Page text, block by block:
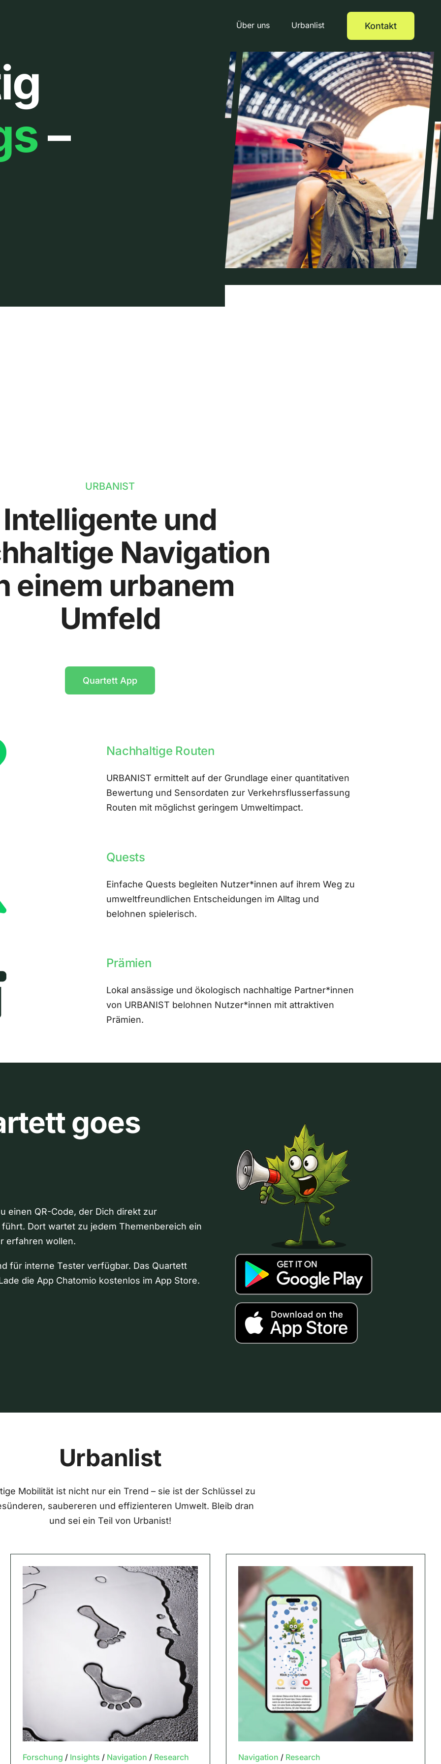
Über uns Urbanlist Kontakt
–
URBANIST
Intelligente und
Navigation
einem urbanem
Umfeld
Quartett App
Nachhaltige Routen
URBANIST ermittelt auf der Grundlage einer quantitativen
Bewertung und Sensordaten zur Verkehrsflusserfassung
Routen mit möglichst geringem Umweltimpact.
Quests
Einfache Quests begleiten Nutzer*innen auf ihrem Weg zu
umweltfreundlichen Entscheidungen im Alltag und
belohnen spielerisch.
Prämien
Lokal ansässige und ökologisch nachhaltige Partner*innen
von URBANIST belohnen Nutzer*innen mit attraktiven
Prämien.
goes
einen QR-Code, der Dich direkt zur
Dort wartet zu jedem Themenbereich ein
erfahren wollen.
für interne Tester verfügbar. Das Quartett
die App Chatomio kostenlos im App Store.
Urbanlist
Mobilität ist nicht nur ein Trend – sie ist der Schlüssel zu
saubereren und effizienteren Umwelt. Bleib dran
und sei ein Teil von Urbanist!
Forschung / Insights / Navigation / Research Navigation / Research